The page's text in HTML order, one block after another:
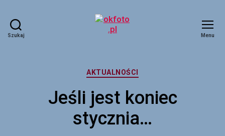
Szukaj Menu
Kategorie
AKTUALNOŚCI
Jeśli jest koniec
stycznia…